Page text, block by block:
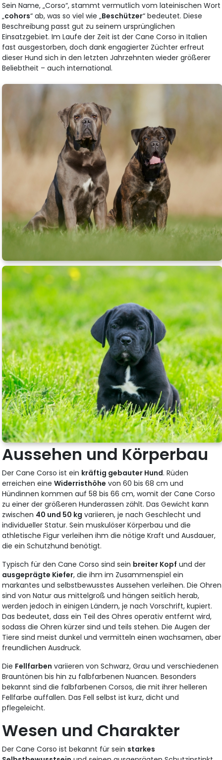
Sein Name, „Corso“, stammt vermutlich vom lateinischen Wort
„cohors“ ab, was so viel wie „Beschützer“ bedeutet. Diese
Beschreibung passt gut zu seinem ursprünglichen
Einsatzgebiet. Im Laufe der Zeit ist der Cane Corso in Italien
fast ausgestorben, doch dank engagierter Züchter erfreut
dieser Hund sich in den letzten Jahrzehnten wieder größerer
Beliebtheit – auch international.
Aussehen und Körperbau
Der Cane Corso ist ein kräftig gebauter Hund. Rüden
erreichen eineWiderristhöhe von 60 bis 68 cm und
Hündinnen kommen auf 58 bis 66 cm, womit der Cane Corso
zu einer der größeren Hunderassen zählt. Das Gewicht kann
zwischen 40 und 50 kg variieren, je nach Geschlecht und
individueller Statur. Sein muskulöser Körperbau und die
athletische Figur verleihen ihm die nötige Kraft und Ausdauer,
die ein Schutzhund benötigt.
Typisch für den Cane Corso sind sein breiter Kopf und der
ausgeprägte Kiefer, die ihm im Zusammenspiel ein
markantes und selbstbewusstes Aussehen verleihen. Die Ohren
sind von Natur aus mittelgroß und hängen seitlich herab,
werden jedoch in einigen Ländern, je nach Vorschrift, kupiert.
Das bedeutet, dass ein Teil des Ohres operativ entfernt wird,
sodass die Ohren kürzer sind und teils stehen. Die Augen der
Tiere sind meist dunkel und vermitteln einen wachsamen, aber
freundlichen Ausdruck.
Die Fellfarben variieren von Schwarz, Grau und verschiedenen
Brauntönen bis hin zu falbfarbenen Nuancen. Besonders
bekannt sind die falbfarbenen Corsos, die mit ihrer helleren
Fellfarbe auffallen. Das Fell selbst ist kurz, dicht und
pflegeleicht.
Wesen und Charakter
Der Cane Corso ist bekannt für sein starkes